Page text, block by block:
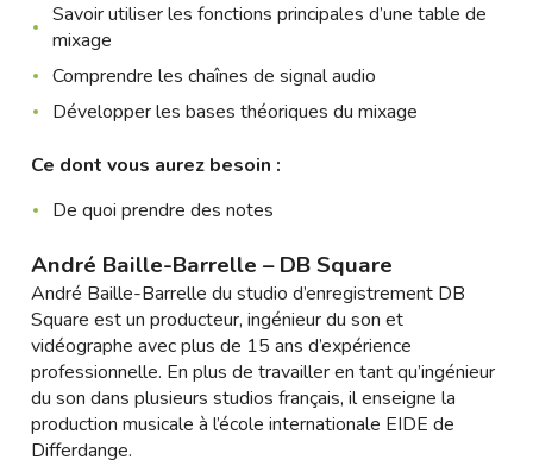
Savoir utiliser les fonctions principales d’une table de
mixage
Comprendre les chaînes de signal audio
Développer les bases théoriques du mixage
Ce dont vous aurez besoin :
De quoi prendre des notes
André Baille-Barrelle – DB Square
André Baille-Barrelle du studio d’enregistrement DB
Square est un producteur, ingénieur du son et
vidéographe avec plus de 15 ans d’expérience
professionnelle. En plus de travailler en tant qu’ingénieur
du son dans plusieurs studios français, il enseigne la
production musicale à l’école internationale EIDE de
Differdange.